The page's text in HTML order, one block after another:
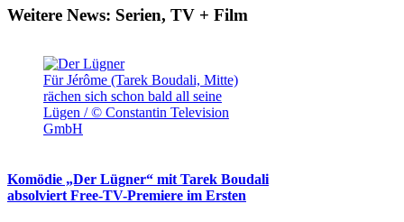
Weitere News: Serien, TV + Film
Für Jérôme (Tarek Boudali, Mitte)
rächen sich schon bald all seine
Lügen / © Constantin Television
GmbH
Komödie „Der Lügner“ mit Tarek Boudali
absolviert Free-TV-Premiere im Ersten